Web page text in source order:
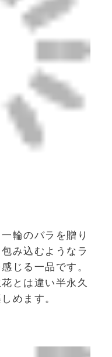
輪のバラを贈り
み込むようなラ
じる一品です。
とは違い半永久
めます。